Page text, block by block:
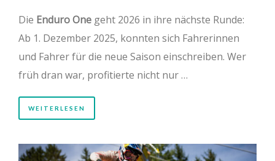
Die Enduro One geht 2026 in ihre nächste Runde:
Ab 1. Dezember 2025, konnten sich Fahrerinnen
und Fahrer für die neue Saison einschreiben. Wer
früh dran war, profitierte nicht nur …
WEITERLESEN